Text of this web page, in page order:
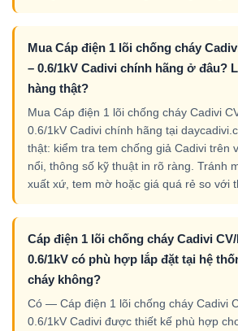
Mua Cáp điện 1 lõi chống cháy
– 0.6/1kV Cadivi chính hãng ở đâu?
hàng thật?
Mua Cáp điện 1 lõi chống cháy Cadivi
0.6/1kV Cadivi chính hãng tại
thật: kiểm tra tem chống giả Cadivi trên
nổi, thông số kỹ thuật in rõ ràng. Tránh
xuất xứ, tem mờ hoặc giá quá rẻ so với
Cáp điện 1 lõi chống cháy Cadivi CV/
0.6/1kV có phù hợp lắp đặt tại hệ
cháy không?
Có — Cáp điện 1 lõi chống cháy Cadivi
0.6/1kV Cadivi được thiết kế phù hợp